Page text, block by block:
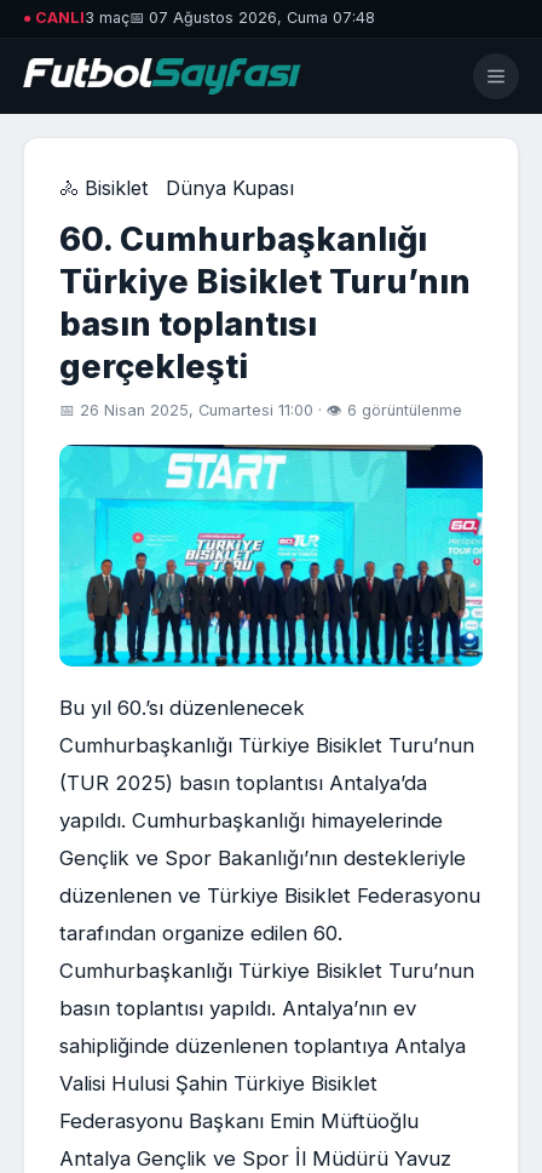
● CANLI3 maç📅 07 Ağustos 2026, Cuma 07:48
🚴 Bisiklet Dünya Kupası
60. Cumhurbaşkanlığı
Türkiye Bisiklet Turu’nın
basın toplantısı
gerçekleşti
📅 26 Nisan 2025, Cumartesi 11:00 · 👁 6 görüntülenme
Bu yıl 60.’sı düzenlenecek
Cumhurbaşkanlığı Türkiye Bisiklet Turu’nun
(TUR 2025) basın toplantısı Antalya’da
yapıldı. Cumhurbaşkanlığı himayelerinde
Gençlik ve Spor Bakanlığı’nın destekleriyle
düzenlenen ve Türkiye Bisiklet Federasyonu
tarafından organize edilen 60.
Cumhurbaşkanlığı Türkiye Bisiklet Turu’nun
basın toplantısı yapıldı. Antalya’nın ev
sahipliğinde düzenlenen toplantıya Antalya
Valisi Hulusi Şahin Türkiye Bisiklet
Federasyonu Başkanı Emin Müftüoğlu
Antalya Gençlik ve Spor İl Müdürü Yavuz